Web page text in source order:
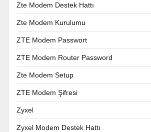
Zte Modem Destek Hattı
Zte Modem Kurulumu
ZTE Modem Passwort
ZTE Modem Router Password
Zte Modem Setup
ZTE Modem Şifresi
Zyxel
Zyxel Modem Destek Hattı